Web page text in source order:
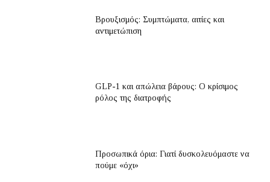
Βρουξισμός: Συμπτώματα, αιτίες και
αντιμετώπιση
GLP-1 και απώλεια βάρους: Ο κρίσιμος
ρόλος της διατροφής
Προσωπικά όρια: Γιατί δυσκολευόμαστε να
πούμε «όχι»